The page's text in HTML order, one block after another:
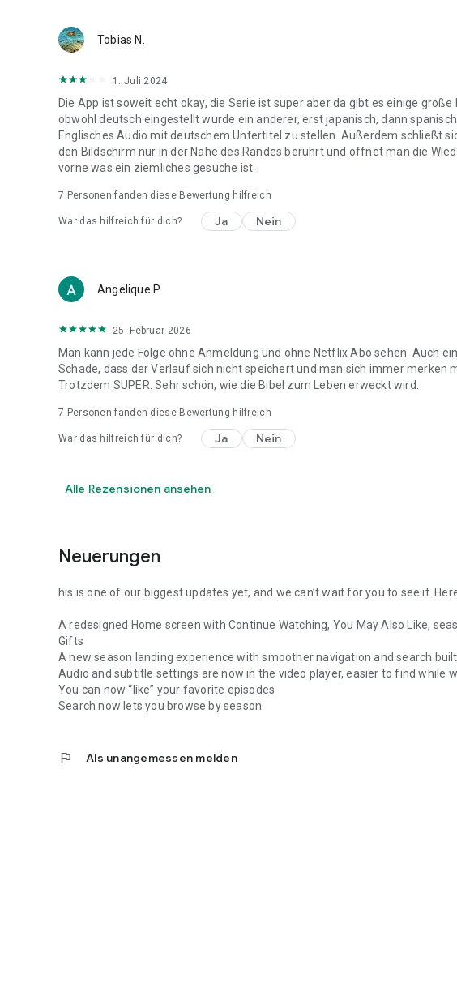
Tobias N.
1. Juli 2024
Die App ist soweit echt okay, die Serie ist super aber da gibt es einige
obwohl deutsch eingestellt wurde ein anderer, erst japanisch, dann
Englisches Audio mit deutschem Untertitel zu stellen. Außerdem schließt
den Bildschirm nur in der Nähe des Randes berührt und öffnet man die
vorne was ein ziemliches gesuche ist.
7 Personen fanden diese Bewertung hilfreich
War das hilfreich für dich? Ja Nein
Angelique P
25. Februar 2026
Man kann jede Folge ohne Anmeldung und ohne Netflix Abo sehen. Auch
Schade, dass der Verlauf sich nicht speichert und man sich immer merken
Trotzdem SUPER. Sehr schön, wie die Bibel zum Leben erweckt wird.
7 Personen fanden diese Bewertung hilfreich
War das hilfreich für dich? Ja Nein
Alle Rezensionen ansehen
Neuerungen
his is one of our biggest updates yet, and we can’t wait for you to see it.
A redesigned Home screen with Continue Watching, You May Also Like,
Gifts
A new season landing experience with smoother navigation and search
Audio and subtitle settings are now in the video player, easier to find while
You can now “like” your favorite episodes
Search now lets you browse by season
flag Als unangemessen melden